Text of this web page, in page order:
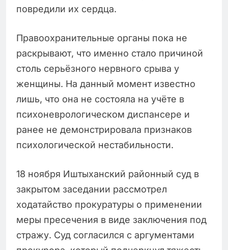
повредили их сердца.
Правоохранительные органы пока не
раскрывают, что именно стало причиной
столь серьёзного нервного срыва у
женщины. На данный момент известно
лишь, что она не состояла на учёте в
психоневрологическом диспансере и
ранее не демонстрировала признаков
психологической нестабильности.
18 ноября Иштыханский районный суд в
закрытом заседании рассмотрел
ходатайство прокуратуры о применении
меры пресечения в виде заключения под
стражу. Суд согласился с аргументами